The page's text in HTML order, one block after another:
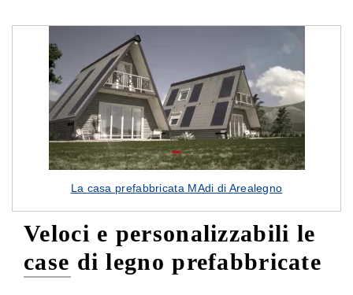
La casa prefabbricata MAdi di Arealegno
Veloci e personalizzabili le
case di legno prefabbricate